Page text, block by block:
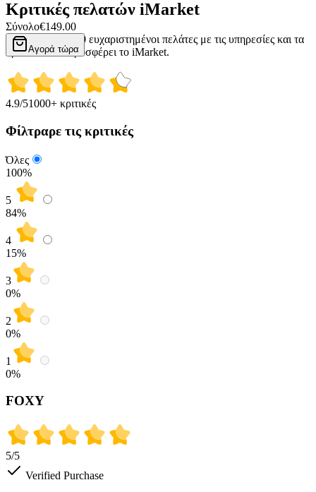
Σύνολο€149.00
Αγορά τώρα
Κριτικές πελατών iMarket
Πάνω από 50.000 ευχαριστημένοι πελάτες με τις υπηρεσίες και τα
προϊόντα που προσφέρει το iMarket.
4.9/51000+ κριτικές
Φίλτραρε τις κριτικές
Όλες
100%
5
84%
4
15%
3
0%
2
0%
1
0%
FOXY
5/5
Verified Purchase